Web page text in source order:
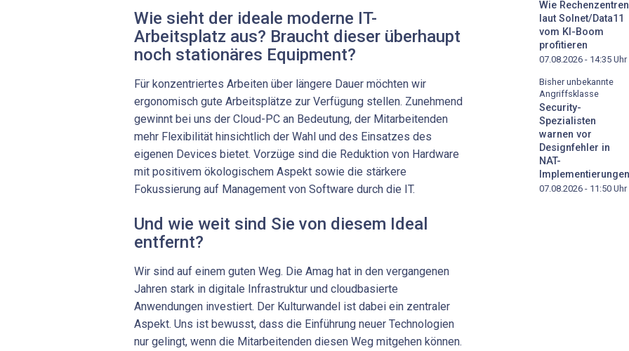
Wie sieht der ideale moderne IT-
Arbeitsplatz aus? Braucht dieser überhaupt
noch stationäres Equipment?
Für konzentriertes Arbeiten über längere Dauer möchten wir
ergonomisch gute Arbeitsplätze zur Verfügung stellen. Zunehmend
gewinnt bei uns der Cloud-PC an Bedeutung, der Mitarbeitenden
mehr Flexibilität hinsichtlich der Wahl und des Einsatzes des
eigenen Devices bietet. Vorzüge sind die Reduktion von Hardware
mit positivem ökologischem Aspekt sowie die stärkere
Fokussierung auf Management von Software durch die IT.
Und wie weit sind Sie von diesem Ideal
entfernt?
Wir sind auf einem guten Weg. Die Amag hat in den vergangenen
Jahren stark in digitale Infrastruktur und cloudbasierte
Anwendungen investiert. Der Kulturwandel ist dabei ein zentraler
Aspekt. Uns ist bewusst, dass die Einführung neuer Technologien
nur gelingt, wenn die Mitarbeitenden diesen Weg mitgehen können.
Wie Rechenzentren
laut Solnet/Data11
vom KI-Boom
profitieren
07.08.2026 - 14:35 Uhr
Bisher unbekannte
Angriffsklasse
Security-
Spezialisten
warnen vor
Designfehler in
NAT-
Implementierungen
07.08.2026 - 11:50 Uhr